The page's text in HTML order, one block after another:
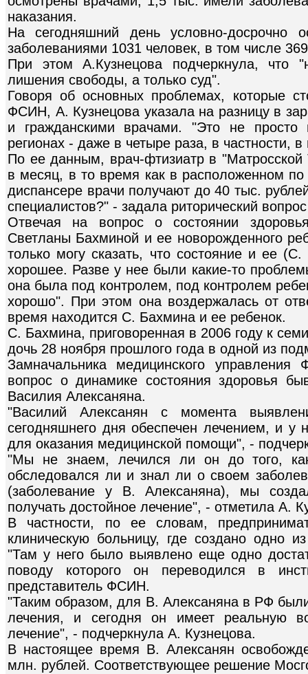
наказания.
На сегодняшний день условно-досрочно
заболеваниями 1031 человек, в том числе
При этом А.Кузнецова подчеркнула, что
лишения свободы, а только суд".
Говоря об основных проблемах, которые
ФСИН, А. Кузнецова указала на разницу в
и гражданскими врачами. "Это не
регионах - даже в четыре раза, в частности,
По ее данным, врач-фтизиатр в
в месяц, в то время как в расположенном по
диспансере врачи получают до 40 тыс.
специалистов?" - задала риторический
Отвечая на вопрос о состоянии
Светланы Бахминой и ее новорожденного
только могу сказать, что состояние и ее
хорошее. Разве у нее были какие-то
она была под контролем, под контролем
хорошо". При этом она воздержалась от
время находится С. Бахмина и ее ребенок.
С. Бахмина, приговоренная в 2006 году к
дочь 28 ноября прошлого года в одной из
Замначальника медицинского управления
вопрос о динамике состояния здоровья
Василия Алексаняна.
"Василий Алексанян с момента
сегодняшнего дня обеспечен лечением, и у
для оказания медицинской помощи", -
"Мы не знаем, лечился ли он до того,
обследовался ли и знал ли о своем
(заболевание у В. Алексаняна), мы
получать достойное лечение", - отметила А.
В частности, по ее словам,
клиническую больницу, где создано одно
"Там у него было выявлено еще одно
поводу которого он переводился в
представитель ФСИН.
"Таким образом, для В. Алексаняна в РФ
лечения, и сегодня он имеет реальную
лечение", - подчеркнула А. Кузнецова.
В настоящее время В. Алексанян
млн. рублей. Соответствующее решение